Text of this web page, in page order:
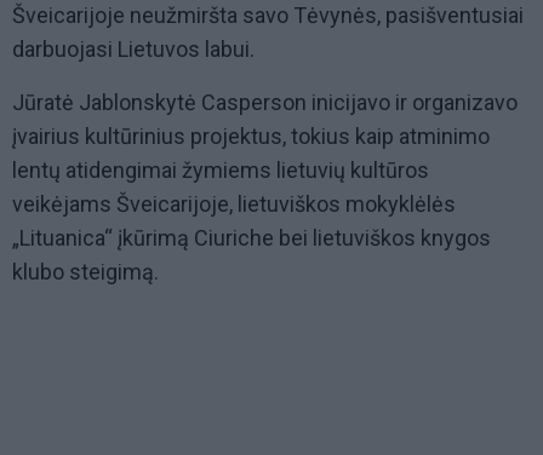
Šveicarijoje neužmiršta savo Tėvynės, pasišventusiai
darbuojasi Lietuvos labui.
Jūratė Jablonskytė Casperson inicijavo ir organizavo
įvairius kultūrinius projektus, tokius kaip atminimo
lentų atidengimai žymiems lietuvių kultūros
veikėjams Šveicarijoje, lietuviškos mokyklėlės
„Lituanica“ įkūrimą Ciuriche bei lietuviškos knygos
klubo steigimą.